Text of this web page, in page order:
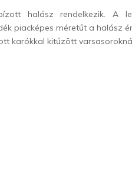
halász rendelkezik. A
piacképes méretűt a halász
karókkal kitűzött